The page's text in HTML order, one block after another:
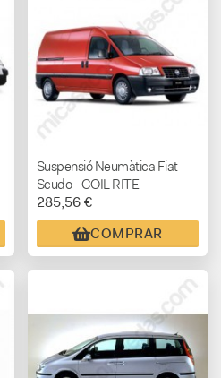
Suspensió Neumàtica Fiat
Scudo - COIL RITE
285,56 €
COMPRAR